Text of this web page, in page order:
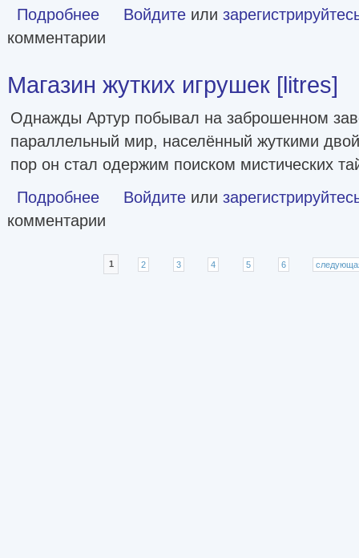
Подробнее о Кошмары Братьев Гримм [сборник litres]
Войдите или
комментарии
Магазин жутких игрушек [litres]
Однажды Артур побывал на заброшенном
параллельный мир, населённый жуткими
пор он стал одержим поиском мистических
Подробнее о Магазин жутких игрушек [litres]
Войдите или
комментарии
1 2 3 4 5 6